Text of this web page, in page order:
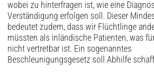
wobei zu hinterfragen ist, wie eine
Verständigung erfolgen soll. Dieser
bedeutet zudem, dass wir Flüchtlinge
müssten als inländische Patienten, was
nicht vertretbar ist. Ein sogenanntes
Beschleunigungsgesetz soll Abhilfe